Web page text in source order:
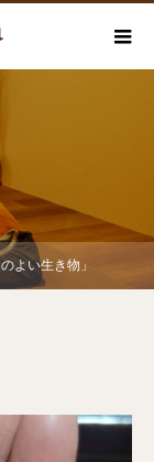
よい生き物」